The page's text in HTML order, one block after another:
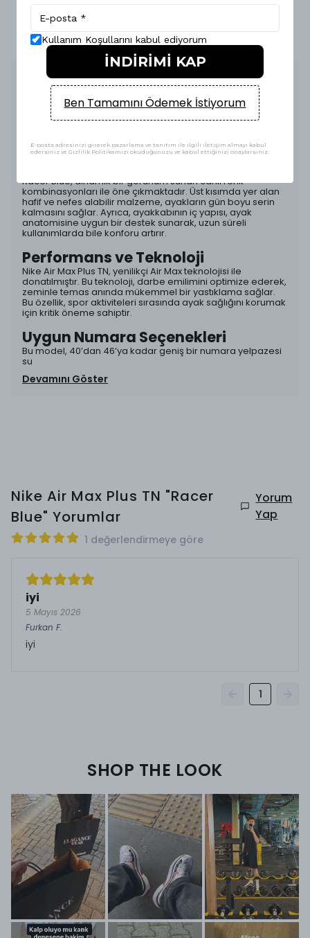
Ürün Açıklaması
Nike Air Max Plus TN “Racer Blue” modeli, ikonik tasarımı ve
üstün performans özellikleri ile dikkat çekmektedir. Bu
ayakkabılar, spor ve günlük kullanım için mükemmel bir
getirir.
Racer Blue, dinamik bir görünüm sunan canlı renk
kombinasyonları ile öne çıkmaktadır. Üst kısımda yer alan
hafif ve nefes alabilir malzeme, ayakların gün boyu serin
kalmasını sağlar. Ayrıca, ayakkabının iç yapısı, ayak
anatomisine uygun bir destek sunarak, uzun süreli
kullanımlarda bile konforu artırır.
Performans ve Teknoloji
Nike Air Max Plus TN, yenilikçi Air Max teknolojisi ile
donatılmıştır. Bu teknoloji, darbe emilimini optimize ederek,
zeminle temas anında mükemmel bir yastıklama sağlar.
Bu özellik, spor aktiviteleri sırasında ayak sağlığını korumak
için kritik öneme sahiptir.
Uygun Numara Seçenekleri
Bu model, 40’dan 46’ya kadar geniş bir numara yelpazesi
su
Devamını Göster
Nike Air Max Plus TN "Racer
Blue" Yorumlar
Yorum
Yap
1 değerlendirmeye göre
iyi
5 Mayıs 2026
Furkan F.
iyi
1
SHOP THE LOOK
Kullanım Koşullarını kabul ediyorum
İNDİRİMİ KAP
Ben Tamamını Ödemek İstiyorum
E-posta adresinizi girerek pazarlama ve tanıtım ile ilgili iletişim almayı kabul
edersiniz ve Gizlilik Politikamızı okuduğunuzu ve kabul ettiğinizi onaylarsınız.